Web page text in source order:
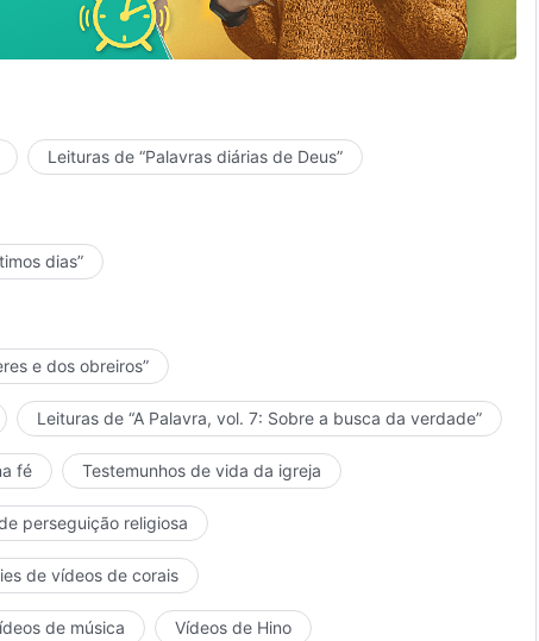
Leituras de “Palavras diárias de Deus”
dias”
e dos obreiros”
Leituras de “A Palavra, vol. 7: Sobre a busca da verdade”
fé Testemunhos de vida da igreja
perseguição religiosa
de vídeos de corais
de música Vídeos de Hino